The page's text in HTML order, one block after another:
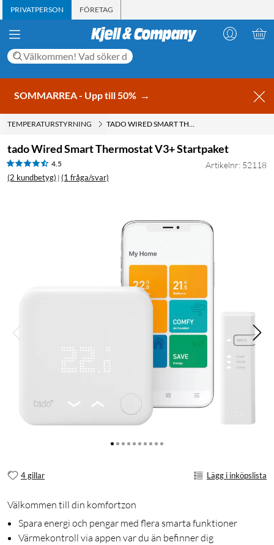
PRIVATPERSON FÖRETAG
SOMMARREA - Upp till 50% →
TEMPERATURSTYRNING TADO WIRED SMART THERMOSTAT V3+ STARTPAKET
tado Wired Smart Thermostat V3+ Startpaket
4.5
(2 kundbetyg) | (1 fråga/svar)
Artikelnr: 52118
4 gillar Lägg i inköpslista
Välkommen till din komfortzon
Spara energi och pengar med flera smarta funktioner
Värmekontroll via appen var du än befinner dig